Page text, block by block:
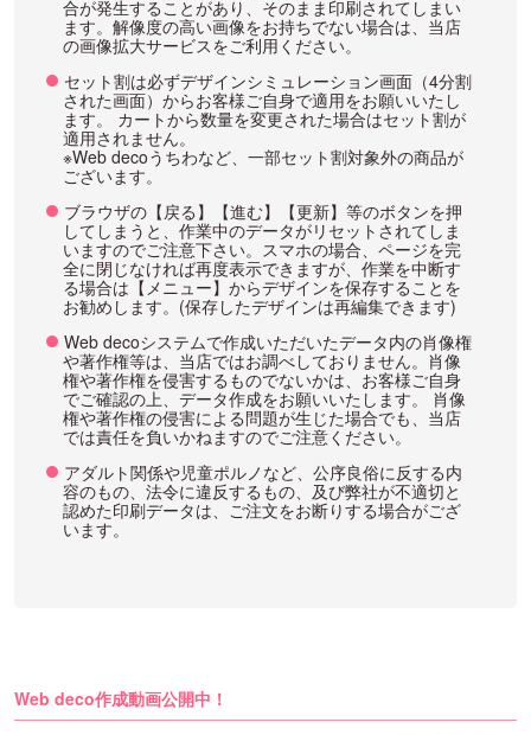
合が発生することがあり、そのまま印刷されてしまい
ます。解像度の高い画像をお持ちでない場合は、当店
の画像拡大サービスをご利用ください。
セット割は必ずデザインシミュレーション画面（4分割
された画面）からお客様ご自身で適用をお願いいたし
ます。 カートから数量を変更された場合はセット割が
適用されません。
※Web decoうちわなど、一部セット割対象外の商品が
ございます。
ブラウザの【戻る】【進む】【更新】等のボタンを押
してしまうと、作業中のデータがリセットされてしま
いますのでご注意下さい。スマホの場合、ページを完
全に閉じなければ再度表示できますが、作業を中断す
る場合は【メニュー】からデザインを保存することを
お勧めします。(保存したデザインは再編集できます)
Web decoシステムで作成いただいたデータ内の肖像権
や著作権等は、当店ではお調べしておりません。肖像
権や著作権を侵害するものでないかは、お客様ご自身
でご確認の上、データ作成をお願いいたします。 肖像
権や著作権の侵害による問題が生じた場合でも、当店
では責任を負いかねますのでご注意ください。
アダルト関係や児童ポルノなど、公序良俗に反する内
容のもの、法令に違反するもの、及び弊社が不適切と
認めた印刷データは、ご注文をお断りする場合がござ
います。
Web deco作成動画公開中！